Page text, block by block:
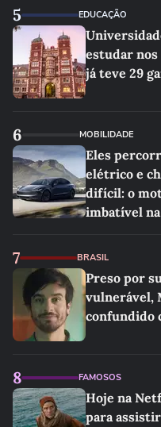
5 EDUCAÇÃO
estudar nos
já teve 29
6 MOBILIDADE
Eles
elétrico e
difícil: o
imbatível
7 BRASIL
Preso por
vulnerável,
confundido
8 FAMOSOS
Hoje na
para